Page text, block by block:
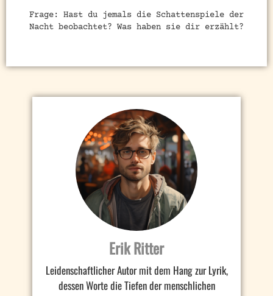
Frage: Hast du jemals die Schattenspiele der
Nacht beobachtet? Was haben sie dir erzählt?
Erik Ritter
Leidenschaftlicher Autor mit dem Hang zur Lyrik,
dessen Worte die Tiefen der menschlichen